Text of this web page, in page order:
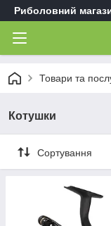
Риболовний
Товари та
Котушки
Сортування